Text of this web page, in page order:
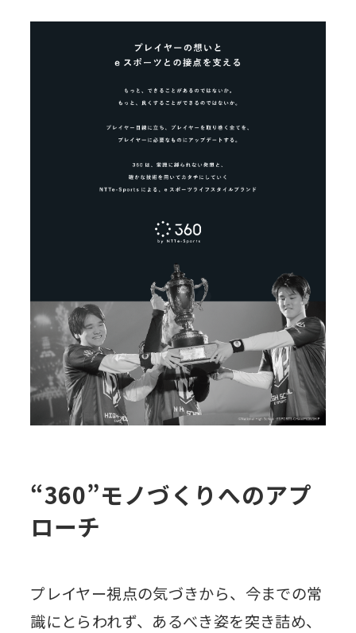
“360”モノづくりへのアプ
ローチ
プレイヤー視点の気づきから、今までの常
識にとらわれず、あるべき姿を突き詰め、